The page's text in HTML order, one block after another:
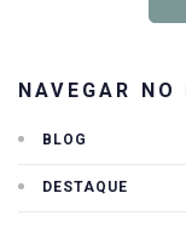
NAVEGAR
BLOG
DESTAQUE